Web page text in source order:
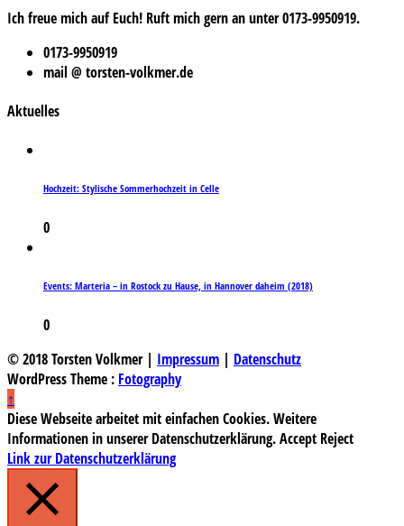
Ich freue mich auf Euch! Ruft mich gern an unter 0173-9950919.
0173-9950919
mail @ torsten-volkmer.de
Aktuelles
Hochzeit: Stylische Sommerhochzeit in Celle
0
Events: Marteria – in Rostock zu Hause, in Hannover daheim (2018)
0
© 2018 Torsten Volkmer | Impressum | Datenschutz
WordPress Theme : Fotography
↑
Diese Webseite arbeitet mit einfachen Cookies. Weitere
Informationen in unserer Datenschutzerklärung.Accept Reject
Link zur Datenschutzerklärung